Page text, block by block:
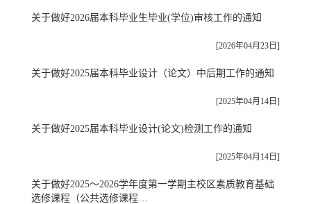
关于做好2026届本科毕业生毕业(学位)审核工作的通知
[2026年04月23日]
关于做好2025届本科毕业设计（论文）中后期工作的通知
[2025年04月14日]
关于做好2025届本科毕业设计(论文)检测工作的通知
[2025年04月14日]
关于做好2025～2026学年度第一学期主校区素质教育基础
选修课程（公共选修课程…